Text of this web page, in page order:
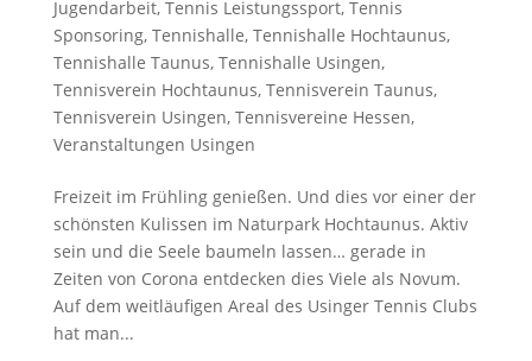
Jugendarbeit, Tennis Leistungssport, Tennis
Sponsoring, Tennishalle, Tennishalle Hochtaunus,
Tennishalle Taunus, Tennishalle Usingen,
Tennisverein Hochtaunus, Tennisverein Taunus,
Tennisverein Usingen, Tennisvereine Hessen,
Veranstaltungen Usingen
Freizeit im Frühling genießen. Und dies vor einer der
schönsten Kulissen im Naturpark Hochtaunus. Aktiv
sein und die Seele baumeln lassen… gerade in
Zeiten von Corona entdecken dies Viele als Novum.
Auf dem weitläufigen Areal des Usinger Tennis Clubs
hat man...